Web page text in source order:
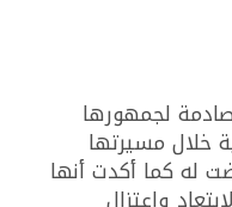
لجمهورها
خلال مسيرتها
له كما أكدت أنها